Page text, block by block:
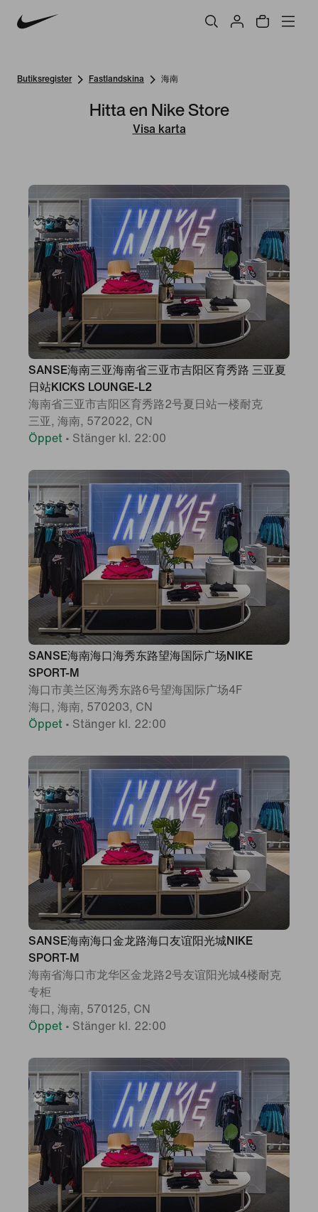
Butiksregister Fastlandskina 海南
Hitta en Nike Store
Visa karta
SANSE海南三亚海南省三亚市吉阳区育秀路 三亚夏
日站KICKS LOUNGE-L2
海南省三亚市吉阳区育秀路2号夏日站一楼耐克
三亚, 海南, 572022, CN
Öppet • Stänger kl. 22:00
SANSE海南海口海秀东路望海国际广场NIKE
SPORT-M
海口市美兰区海秀东路6号望海国际广场4F
海口, 海南, 570203, CN
Öppet • Stänger kl. 22:00
SANSE海南海口金龙路海口友谊阳光城NIKE
SPORT-M
海南省海口市龙华区金龙路2号友谊阳光城4楼耐克
专柜
海口, 海南, 570125, CN
Öppet • Stänger kl. 22:00